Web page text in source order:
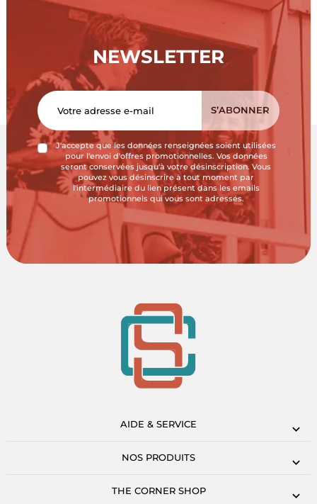
NEWSLETTER
J'accepte que les données renseignées soient utilisées
pour l'envoi d'offres promotionnelles. Vos données
seront conservées jusqu'à votre désinscription. Vous
pouvez vous désinscrire à tout moment par
l'intermédiaire du lien présent dans les emails
promotionnels qui vous sont adressés.
AIDE & SERVICE
NOS PRODUITS
THE CORNER SHOP